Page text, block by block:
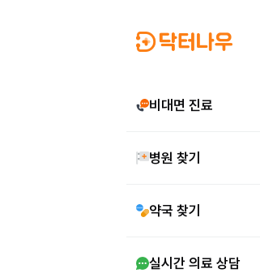
비대면 진료
병원 찾기
약국 찾기
실시간 의료 상담